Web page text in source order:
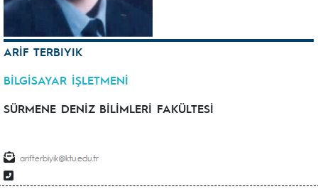
ARİF TERBIYIK
BİLGİSAYAR İŞLETMENİ
SÜRMENE DENİZ BİLİMLERİ FAKÜLTESİ
arifterbiyik